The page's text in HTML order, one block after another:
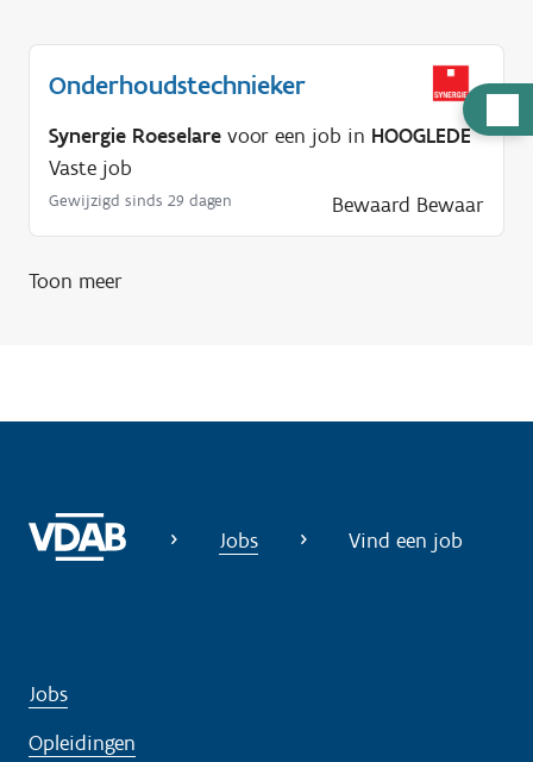
u
p
n
Onderhoudstechnieker
Synergie Roeselare voor een job in HOOGLEDE
Vaste job
Gewijzigd sinds 29 dagen Bewaard Bewaar
Toon meer
Jobs Vind een job
Jobs
Opleidingen